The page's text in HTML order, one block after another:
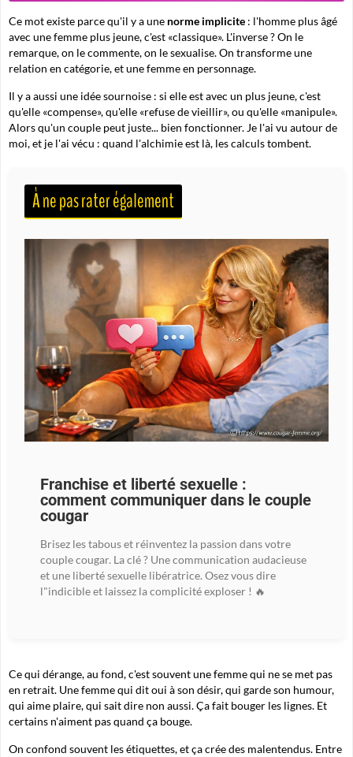
Ce mot existe parce qu'il y a une norme implicite : l'homme plus âgé
avec une femme plus jeune, c'est «classique». L'inverse ? On le
remarque, on le commente, on le sexualise. On transforme une
relation en catégorie, et une femme en personnage.
Il y a aussi une idée sournoise : si elle est avec un plus jeune, c'est
qu'elle «compense», qu'elle «refuse de vieillir», ou qu'elle «manipule».
Alors qu'un couple peut juste... bien fonctionner. Je l'ai vu autour de
moi, et je l'ai vécu : quand l'alchimie est là, les calculs tombent.
À ne pas rater également
Franchise et liberté sexuelle :
comment communiquer dans le couple
cougar
Brisez les tabous et réinventez la passion dans votre
couple cougar. La clé ? Une communication audacieuse
et une liberté sexuelle libératrice. Osez vous dire
l"indicible et laissez la complicité exploser ! 🔥
Ce qui dérange, au fond, c'est souvent une femme qui ne se met pas
en retrait. Une femme qui dit oui à son désir, qui garde son humour,
qui aime plaire, qui sait dire non aussi. Ça fait bouger les lignes. Et
certains n'aiment pas quand ça bouge.
On confond souvent les étiquettes, et ça crée des malentendus. Entre